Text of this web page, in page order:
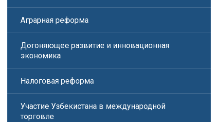
Аграрная реформа
Догоняющее развитие и инновационная
экономика
Налоговая реформа
Участие Узбекистана в международной
торговле